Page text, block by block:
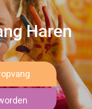
Haren